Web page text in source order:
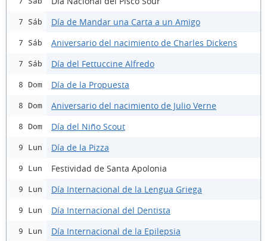
7 Sáb Día de Mandar una Carta a un Amigo
7 Sáb Aniversario del nacimiento de Charles Dickens
7 Sáb Día del Fettuccine Alfredo
8 Dom Día de la Propuesta
8 Dom Aniversario del nacimiento de Julio Verne
8 Dom Día del Niño Scout
9 Lun Día de la Pizza
9 Lun Festividad de Santa Apolonia
9 Lun Día Internacional de la Lengua Griega
9 Lun Día Internacional del Dentista
9 Lun Día Internacional de la Epilepsia